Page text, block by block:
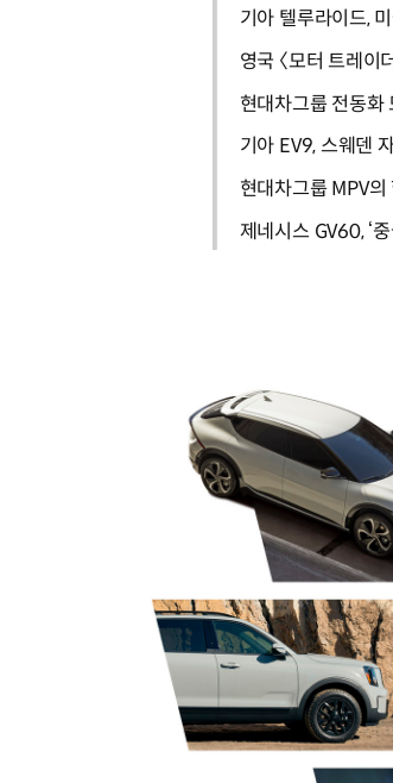
기아 텔루라이드,
영국 〈모터 트레이
현대차그룹 전동화
기아 EV9, 스웨덴
현대차그룹 MPV
제네시스 GV60, ‘